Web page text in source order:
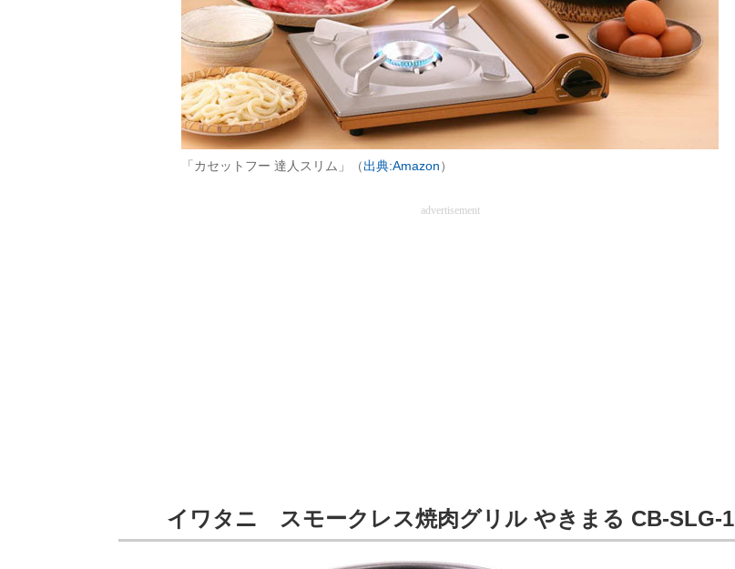
「カセットフー 達人スリム」（出典:Amazon）
advertisement
イワタニ スモークレス焼肉グリル やきまる CB-SLG-1